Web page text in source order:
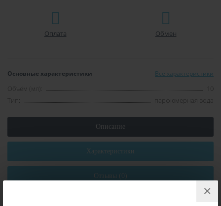
×
Оплата Обмен
Основные характеристики Все характеристики
Объём (мл):
Тип:
парфюмерная вода
Описание
Характеристики
Отзывы (0)